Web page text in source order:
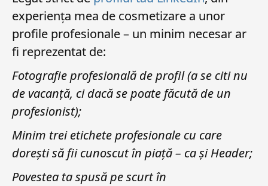
experiența mea de cosmetizare a unor
profile profesionale – un minim necesar ar
fi reprezentat de:
Fotografie profesională de profil (a se citi nu
de vacanță, ci dacă se poate făcută de un
profesionist);
Minim trei etichete profesionale cu care
dorești să fii cunoscut în piață – ca și Header;
Povestea ta spusă pe scurt în